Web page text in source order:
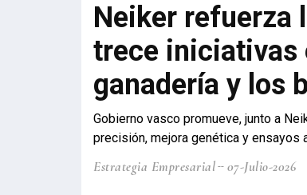
Neiker refuerza
trece iniciativas
ganadería y los
Gobierno vasco promueve, junto a
precisión, mejora genética y
Estrategia Empresarial 07-Julio-2026